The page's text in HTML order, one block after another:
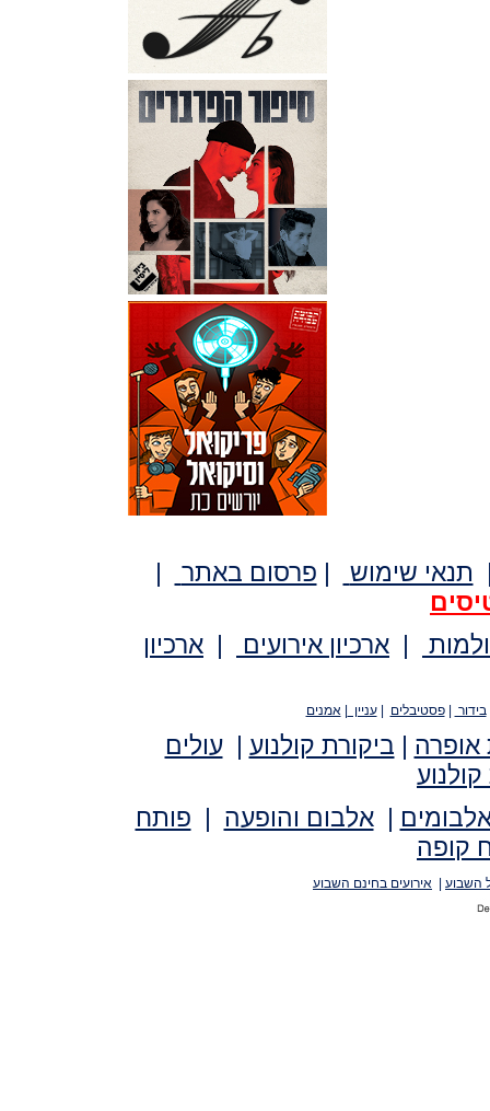
תנאי שימוש | פרסום באתר
|
| ארכיון אירועים | ארכיון
בידור |פסטיבלים |עניין |אמנים
אופרה | ביקורת קולנוע |עולים
קולנוע
|אלבום והופעה | פותח
קופה
השבוע אירועים בחינם השבוע